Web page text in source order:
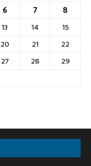
6 7
8
13 14
15
20 21
22
27 28
29